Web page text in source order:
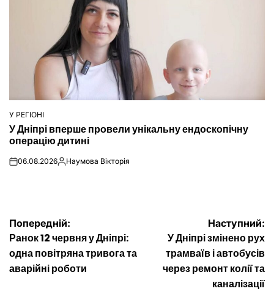
ОПУБЛІКУВАТИ
У
У РЕГІОНІ
У Дніпрі вперше провели унікальну ендоскопічну
операцію дитині
on06.08.2026Опубліковано
Наумова Вікторія
Навігація
записів
Попередній:
Ранок 12 червня у Дніпрі:
одна повітряна тривога та
аварійні роботи
Наступний:
У Дніпрі змінено рух
трамваїв і автобусів
через ремонт колії та
каналізації